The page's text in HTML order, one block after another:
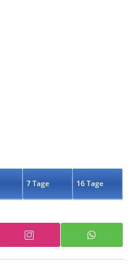
7 Tage 16 Tage